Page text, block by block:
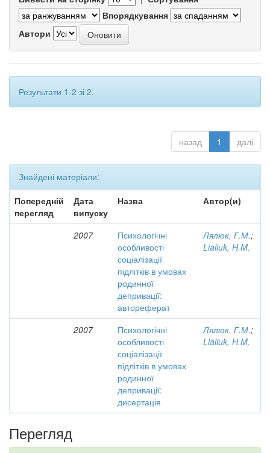
Впорядкування
Автори
Результати 1-2 зі 2.
назад 1 далі
Знайдені матеріали:
Попередній
перегляд
Дата
випуску
Назва Автор(и)
2007
Психологічні
особливості
соціалізації
підлітків в умовах
родинної
депривації:
автореферат
Лялюк, Г.М.;
Lialiuk, H.M.
2007
Психологічні
особливості
соціалізації
підлітків в умовах
родинної
депривації:
дисертація
Лялюк, Г.М.;
Lialiuk, H.M.
Перегляд